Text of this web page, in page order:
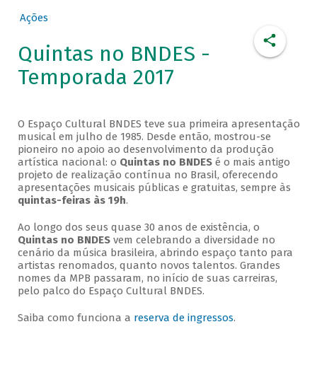
Ações
Quintas no BNDES -
Temporada 2017
O Espaço Cultural BNDES teve sua primeira apresentação
musical em julho de 1985. Desde então, mostrou-se
pioneiro no apoio ao desenvolvimento da produção
artística nacional: o Quintas no BNDESé o mais antigo
projeto de realização contínua no Brasil, oferecendo
apresentações musicais públicas e gratuitas, sempre às
quintas-feiras às 19h.
Ao longo dos seus quase 30 anos de existência, o
Quintas no BNDESvem celebrando a diversidade no
cenário da música brasileira, abrindo espaço tanto para
artistas renomados, quanto novos talentos. Grandes
nomes da MPB passaram, no início de suas carreiras,
pelo palco do Espaço Cultural BNDES.
Saiba como funciona a reserva de ingressos.